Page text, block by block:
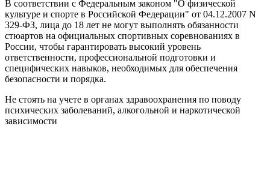
В соответствии с Федеральным законом "О физической
культуре и спорте в Российской Федерации" от 04.12.2007 N
329-ФЗ, лица до 18 лет не могут выполнять обязанности
стюартов на официальных спортивных соревнованиях в
России, чтобы гарантировать высокий уровень
ответственности, профессиональной подготовки и
специфических навыков, необходимых для обеспечения
безопасности и порядка.
Не стоять на учете в органах здравоохранения по поводу
психических заболеваний, алкогольной и наркотической
зависимости